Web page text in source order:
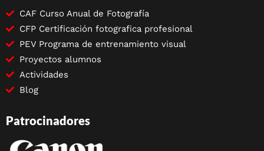
CAF Curso Anual de Fotografía
CFP Certificación fotografica profesional
PEV Programa de entrenamiento visual
Proyectos alumnos
Actividades
Blog
Patrocinadores